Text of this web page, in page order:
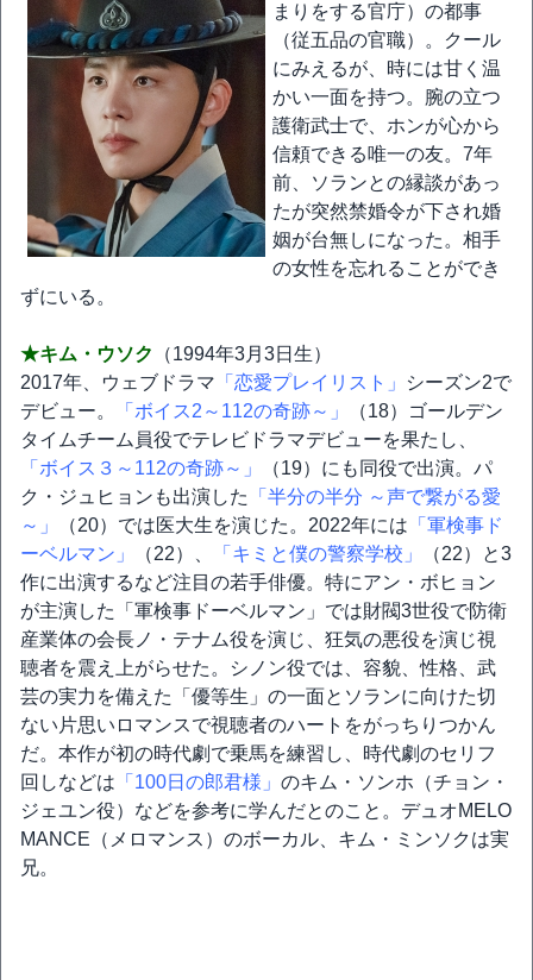
まりをする官庁）の都事
（従五品の官職）。クール
にみえるが、時には甘く温
かい一面を持つ。腕の立つ
護衛武士で、ホンが心から
信頼できる唯一の友。7年
前、ソランとの縁談があっ
たが突然禁婚令が下され婚
姻が台無しになった。相手
の女性を忘れることができ
ずにいる。
★キム・ウソク
（1994年3月3日生）
2017年、ウェブドラマ 「恋愛プレイリスト」
シーズン2で
デビュー。
「ボイス2～112の奇跡～」
（18）ゴールデン
タイムチーム員役でテレビドラマデビューを果たし、
「ボイス３～112の奇跡～」
（19）にも同役で出演。パ
ク・ジュヒョンも出演した
「半分の半分 ～声で繋がる愛
～」
（20）では医大生を演じた。2022年には 「軍検事ド
ーベルマン」
（22）、 「キミと僕の警察学校」
（22）と3
作に出演するなど注目の若手俳優。特にアン・ボヒョン
が主演した「軍検事ドーベルマン」では財閥3世役で防衛
産業体の会長ノ・テナム役を演じ、狂気の悪役を演じ視
聴者を震え上がらせた。シノン役では、容貌、性格、武
芸の実力を備えた「優等生」の一面とソランに向けた切
ない片思いロマンスで視聴者のハートをがっちりつかん
だ。本作が初の時代劇で乗馬を練習し、時代劇のセリフ
回しなどは 「100日の郎君様」 のキム・ソンホ（チョン・
ジェユン役）などを参考に学んだとのこと。デュオMELO
MANCE（メロマンス）のボーカル、キム・ミンソクは実
兄。